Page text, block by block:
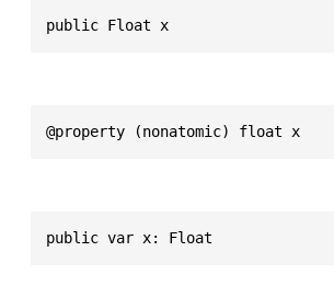
public Float x
@property (nonatomic) float x
public var x: Float